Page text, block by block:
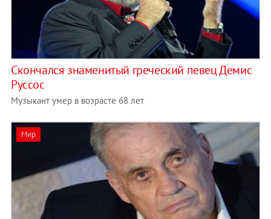
Скончался знаменитый греческий певец Демис
Руссос
Музыкант умер в возрасте 68 лет
Мир